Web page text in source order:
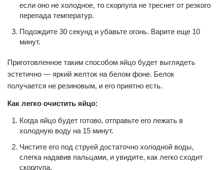
если оно не холодное, то скорлупа не треснет от резкого
перепада температур.
Подождите 30 секунд и убавьте огонь. Варите еще 10
минут.
Приготовленное таким способом яйцо будет выглядеть
эстетично — яркий желток на белом фоне. Белок
получается не резиновым, и его приятно есть.
Как легко очистить яйцо:
Когда яйцо будет готово, отправьте его лежать в
холодную воду на 15 минут.
Чистите его под струей достаточно холодной воды,
слегка надавив пальцами, и увидите, как легко сходит
скорлупа.